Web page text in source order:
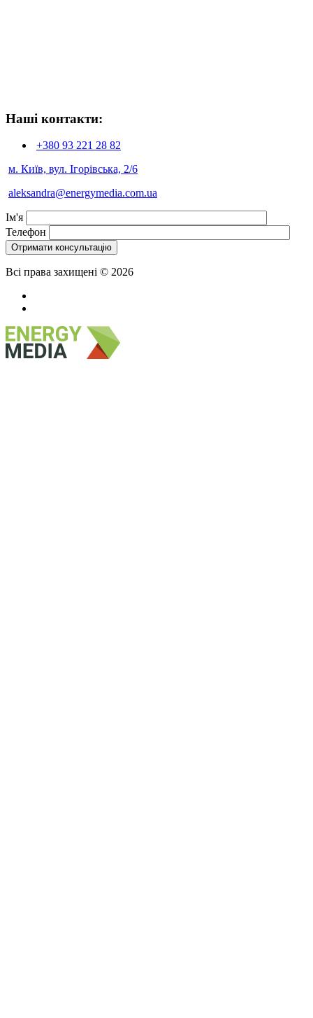
Наші контакти:
+380 93 221 28 82
м. Київ, вул. Ігорівська, 2/6
aleksandra@energymedia.com.ua
Ім'я
Телефон
Всі права захищені © 2026